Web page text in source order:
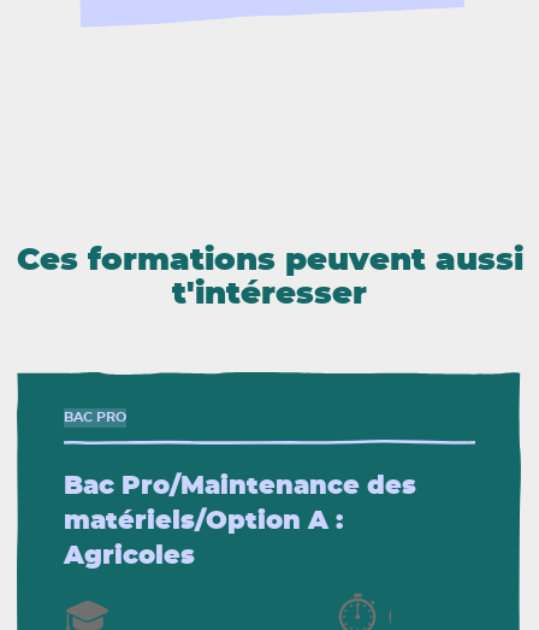
Ces formations peuvent aussi
t'intéresser
BAC PRO
Bac Pro/Maintenance des
matériels/Option A :
Agricoles